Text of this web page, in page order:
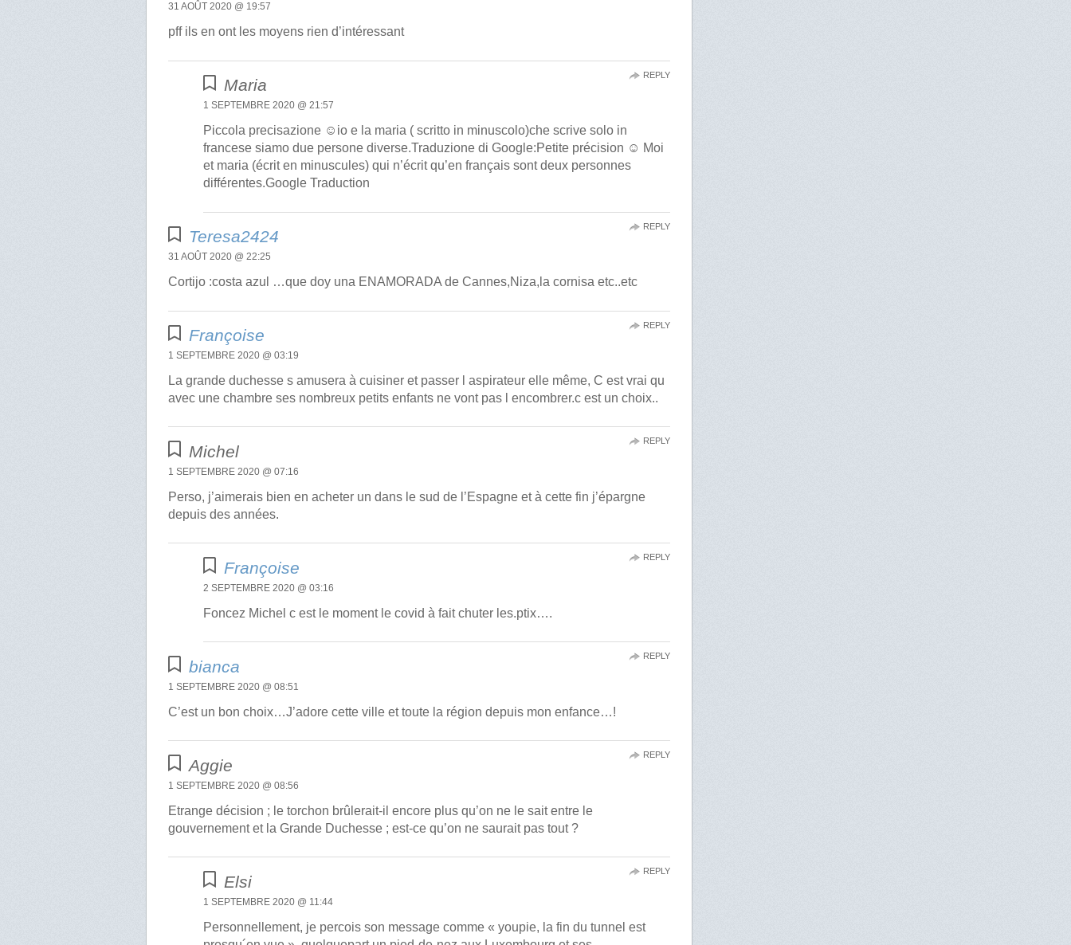
31 AOÛT 2020 @ 19:57
pff ils en ont les moyens rien d’intéressant
Maria
1 SEPTEMBRE 2020 @ 21:57
Piccola precisazione ☺️io e la maria ( scritto in minuscolo)che scrive solo in
francese siamo due persone diverse.Traduzione di Google:Petite précision ☺️ Moi
et maria (écrit en minuscules) qui n’écrit qu’en français sont deux personnes
différentes.Google Traduction
REPLY
Teresa2424
31 AOÛT 2020 @ 22:25
Cortijo :costa azul …que doy una ENAMORADA de Cannes,Niza,la cornisa etc..etc
REPLY
Françoise
1 SEPTEMBRE 2020 @ 03:19
La grande duchesse s amusera à cuisiner et passer l aspirateur elle même, C est vrai qu
avec une chambre ses nombreux petits enfants ne vont pas l encombrer.c est un choix..
REPLY
Michel
1 SEPTEMBRE 2020 @ 07:16
Perso, j’aimerais bien en acheter un dans le sud de l’Espagne et à cette fin j’épargne
depuis des années.
REPLY
Françoise
2 SEPTEMBRE 2020 @ 03:16
Foncez Michel c est le moment le covid à fait chuter les.ptix….
REPLY
bianca
1 SEPTEMBRE 2020 @ 08:51
C’est un bon choix…J’adore cette ville et toute la région depuis mon enfance…!
REPLY
Aggie
1 SEPTEMBRE 2020 @ 08:56
Etrange décision ; le torchon brûlerait-il encore plus qu’on ne le sait entre le
gouvernement et la Grande Duchesse ; est-ce qu’on ne saurait pas tout ?
REPLY
Elsi
1 SEPTEMBRE 2020 @ 11:44
Personnellement, je percois son message comme « youpie, la fin du tunnel est
REPLY